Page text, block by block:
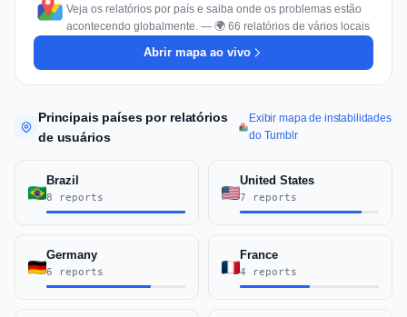
Veja os relatórios por país e saiba onde os problemas estão
acontecendo globalmente. — 🌍 66 relatórios de vários locais
Abrir mapa ao vivo
Principais países por relatórios
de usuários
Exibir mapa de instabilidades
do Tumblr
Brazil
8 reports
United States
7 reports
Germany
6 reports
France
4 reports